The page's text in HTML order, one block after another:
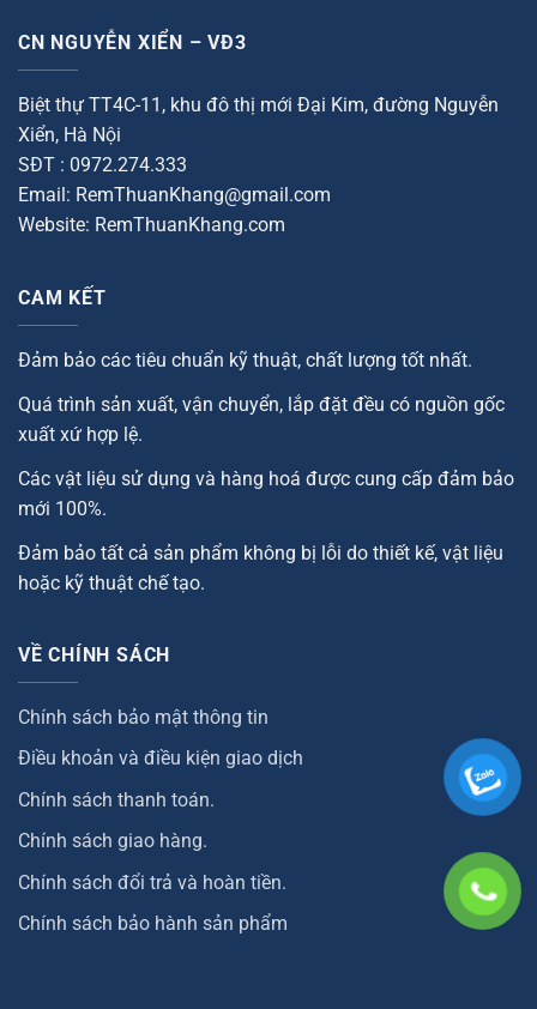
CN NGUYỄN XIỂN – VĐ3
Biệt thự TT4C-11, khu đô thị mới Đại Kim, đường Nguyễn
Xiển, Hà Nội
SĐT : 0972.274.333
Email: RemThuanKhang@gmail.com
Website: RemThuanKhang.com
CAM KẾT
Đảm bảo các tiêu chuẩn kỹ thuật, chất lượng tốt nhất.
Quá trình sản xuất, vận chuyển, lắp đặt đều có nguồn gốc
xuất xứ hợp lệ.
Các vật liệu sử dụng và hàng hoá được cung cấp đảm bảo
mới 100%.
Đảm bảo tất cả sản phẩm không bị lỗi do thiết kế, vật liệu
hoặc kỹ thuật chế tạo.
VỀ CHÍNH SÁCH
Chính sách bảo mật thông tin
Điều khoản và điều kiện giao dịch
Chính sách thanh toán.
Chính sách giao hàng.
Chính sách đổi trả và hoàn tiền.
Chính sách bảo hành sản phẩm